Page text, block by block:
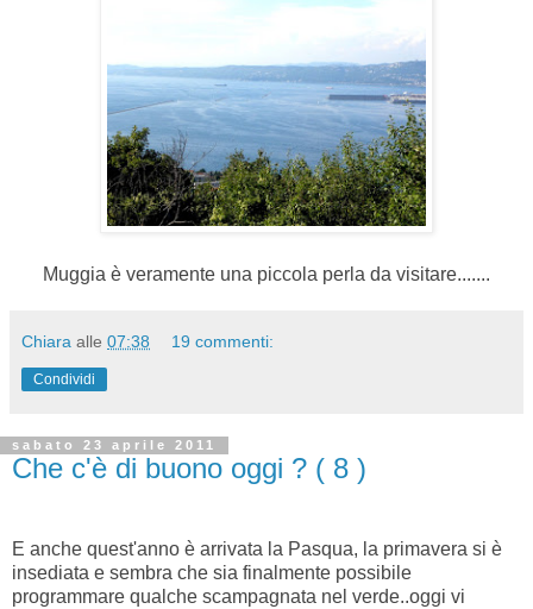
Muggia è veramente una piccola perla da visitare.......
Chiara alle 07:38 19 commenti:
Condividi
sabato 23 aprile 2011
Che c'è di buono oggi ? ( 8 )
E anche quest'anno è arrivata la Pasqua, la primavera si è
insediata e sembra che sia finalmente possibile
programmare qualche scampagnata nel verde..oggi vi